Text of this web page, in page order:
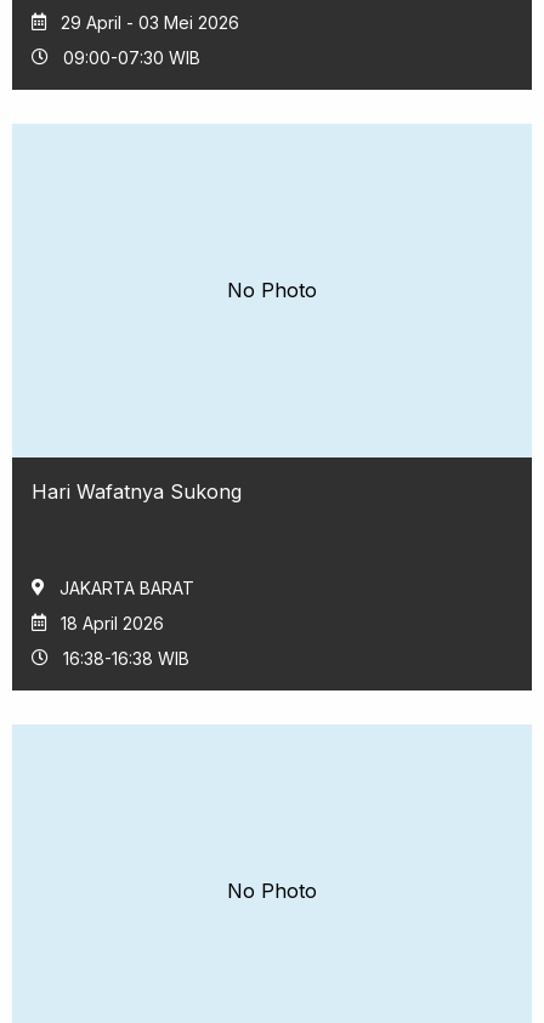
29 April - 03 Mei 2026
09:00-07:30 WIB
No Photo
Hari Wafatnya Sukong
JAKARTA BARAT
18 April 2026
16:38-16:38 WIB
No Photo